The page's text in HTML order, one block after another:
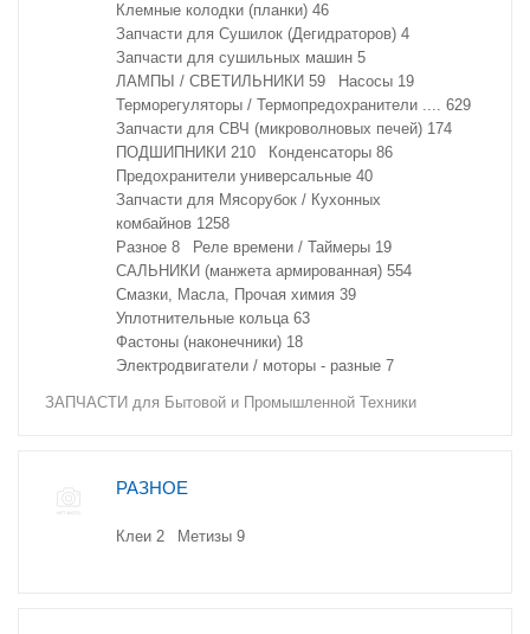
Клемные колодки (планки) 46
Запчасти для Сушилок (Дегидраторов) 4
Запчасти для сушильных машин 5
ЛАМПЫ / СВЕТИЛЬНИКИ 59 Насосы 19
Терморегуляторы / Термопредохранители .... 629
Запчасти для СВЧ (микроволновых печей) 174
ПОДШИПНИКИ 210 Конденсаторы 86
Предохранители универсальные 40
Запчасти для Мясорубок / Кухонных
комбайнов 1258
Разное 8 Реле времени / Таймеры 19
САЛЬНИКИ (манжета армированная) 554
Смазки, Масла, Прочая химия 39
Уплотнительные кольца 63
Фастоны (наконечники) 18
Электродвигатели / моторы - разные 7
ЗАПЧАСТИ для Бытовой и Промышленной Техники
РАЗНОЕ
Клеи 2 Метизы 9